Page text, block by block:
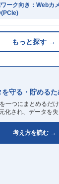
ーク向き：Webカ
もっと探す →
守る・貯める
一つにまとめるだ
化され、データを失
考え方を読む →